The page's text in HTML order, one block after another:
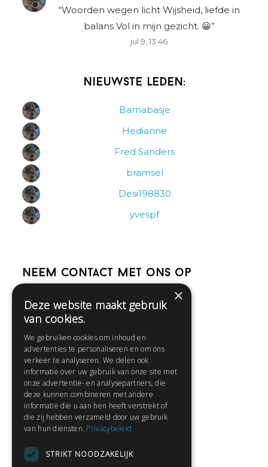
“Woorden wegen licht Wijsheid, liefde in
balans Vol in mijn gezicht. 😀”
jul 9, 13:46
Nieuwste leden:
Barnabasje
Hedianne
Fred Sanders
bramsel
Desi198830
yvespf
Neem contact met ons op
Help
Contact
Huisregels
Snel naar:
Gratis aanmelden
Privacybeleid
×
Deze website maakt gebruik
van cookies.
We gebruiken cookies om inhoud en
advertenties te personaliseren en om ons
verkeer te analyseren. We delen ook
informatie over uw gebruik van onze site met
onze advertentie- en analysepartners, die
deze kunnen combineren met andere
informatie die u aan hen heeft verstrekt of
die zij hebben verzameld door uw gebruik
van hun diensten. Privacybeleid
STRIKT NOODZAKELIJK